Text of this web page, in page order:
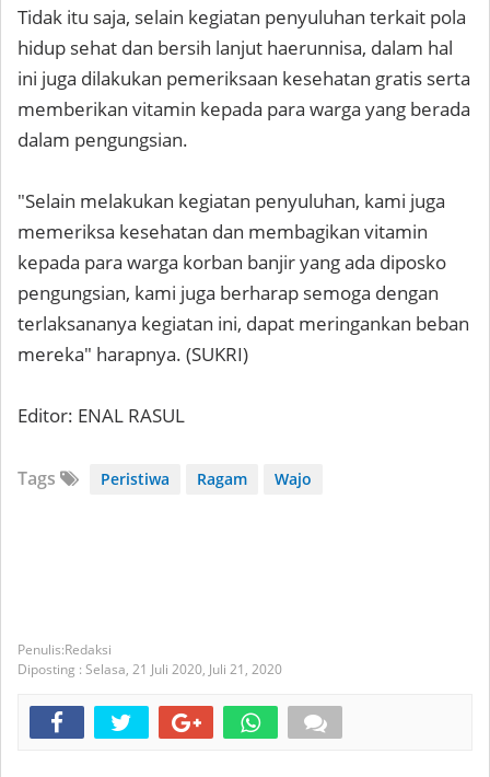
Tidak itu saja, selain kegiatan penyuluhan terkait pola
hidup sehat dan bersih lanjut haerunnisa, dalam hal
ini juga dilakukan pemeriksaan kesehatan gratis serta
memberikan vitamin kepada para warga yang berada
dalam pengungsian.
"Selain melakukan kegiatan penyuluhan, kami juga
memeriksa kesehatan dan membagikan vitamin
kepada para warga korban banjir yang ada diposko
pengungsian, kami juga berharap semoga dengan
terlaksananya kegiatan ini, dapat meringankan beban
mereka" harapnya. (SUKRI)
Editor: ENAL RASUL
Tags Peristiwa Ragam Wajo
Redaksi
Diposting : Selasa, 21 Juli 2020, Juli 21, 2020